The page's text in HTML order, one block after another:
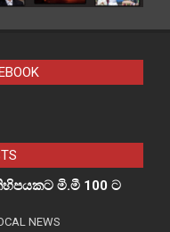
මි.මී 100 ට
NEWS